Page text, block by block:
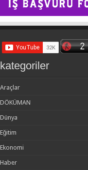
kategoriler
Araçlar
DÖKÜMAN
Dünya
Eğitim
Ekonomi
Haber